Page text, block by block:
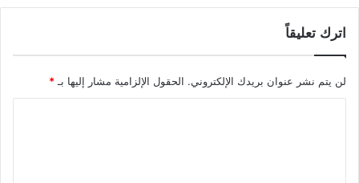
اترك تعليقاً
لن يتم نشر عنوان بريدك الإلكتروني. الحقول الإلزامية مشار إليها بـ *